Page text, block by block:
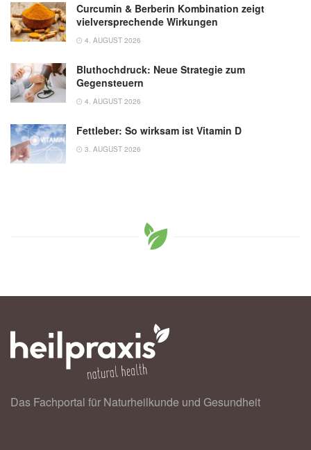
Curcumin & Berberin Kombination zeigt
vielversprechende Wirkungen
4. AUGUST 2026
Bluthochdruck: Neue Strategie zum
Gegensteuern
4. AUGUST 2026
Fettleber: So wirksam ist Vitamin D
3. AUGUST 2026
Das Fachportal für Naturheilkunde und Gesundheit